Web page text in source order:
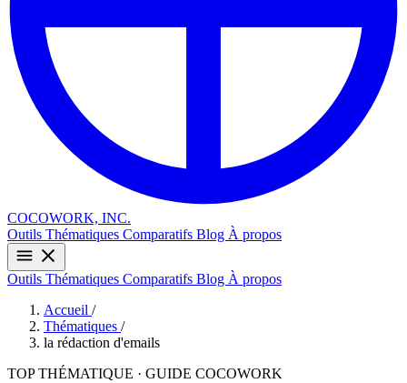
COCOWORK, INC.
Outils Thématiques Comparatifs Blog À propos
Outils Thématiques Comparatifs Blog À propos
Accueil /
Thématiques /
la rédaction d'emails
TOP THÉMATIQUE · GUIDE COCOWORK